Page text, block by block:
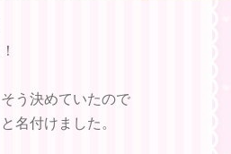
う決めていたので
名付けました。